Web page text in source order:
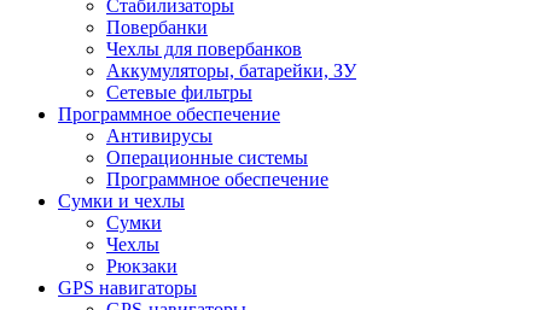
Стабилизаторы
Повербанки
Чехлы для повербанков
Аккумуляторы, батарейки, ЗУ
Сетевые фильтры
Программное обеспечение
Антивирусы
Операционные системы
Программное обеспечение
Сумки и чехлы
Сумки
Чехлы
Рюкзаки
GPS навигаторы